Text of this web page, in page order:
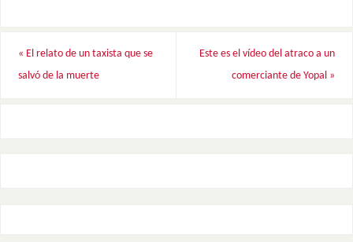
« El relato de un taxista que se
salvó de la muerte
Este es el vídeo del atraco a un
comerciante de Yopal »